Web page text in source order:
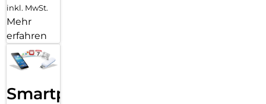
inkl. MwSt.
Mehr
erfahren
Smartphone